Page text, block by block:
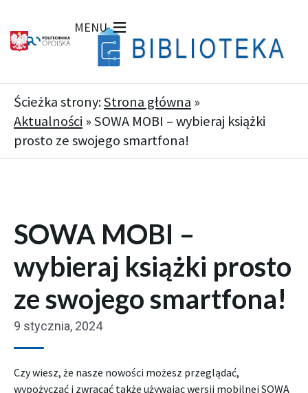
MENU
Ścieżka strony:Strona główna »
Aktualności »SOWA MOBI – wybieraj książki
prosto ze swojego smartfona!
SOWA MOBI –
wybieraj książki prosto
ze swojego smartfona!
9 stycznia, 2024
Czy wiesz, że nasze nowości możesz przeglądać,
wypożyczać i zwracać także używając wersji mobilnej SOWA